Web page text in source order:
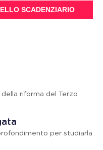
SCADENZIARIO
riforma del Terzo
per studiarla